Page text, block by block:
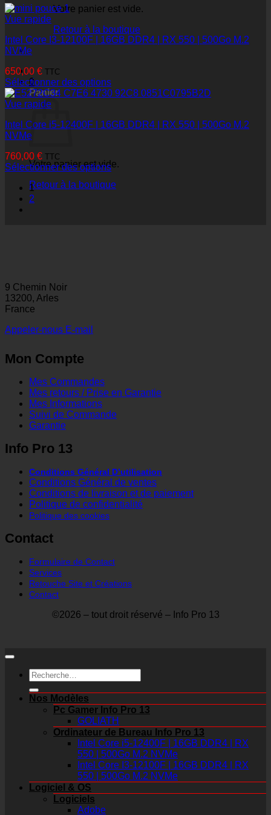
Votre panier est vide.
Retour à la boutique
0
Panier
Votre panier est vide.
Retour à la boutique
Vue rapide
Intel Core I3-12100F | 16GB DDR4 | RX 550 | 500Go M.2
NVMe
650,00 € TTC
Sélectionner des options
Vue rapide
Intel Core i5-12400F | 16GB DDR4 | RX 550 | 500Go M.2
NVMe
760,00 € TTC
Sélectionner des options
1
2
9 Chemin Noir
13200, Arles
France
Appeler-nous E-mail
Mon Compte
Mes Commandes
Mes retours / Prise en Garantie
Mes Informations
Suivi de Commande
Garantie
Info Pro 13
Conditions Général D’utilisation
Conditions Général de ventes
Conditions de livraison et de paiement
Politique de confidentialité
Politique des cookies
Contact
Formulaire de Contact
Services
Retouche Site et Créations
Contact
©2026 – tout droit réservé – Info Pro 13
Recherche
pour :
Nos Modèles
Pc Gamer Info Pro 13
GOLIATH
Ordinateur de Bureau Info Pro 13
Intel Core i5-12400F | 16GB DDR4 | RX
550 | 500Go M.2 NVMe
Intel Core I3-12100F | 16GB DDR4 | RX
550 | 500Go M.2 NVMe
Logiciel & OS
Logiciels
Adobe